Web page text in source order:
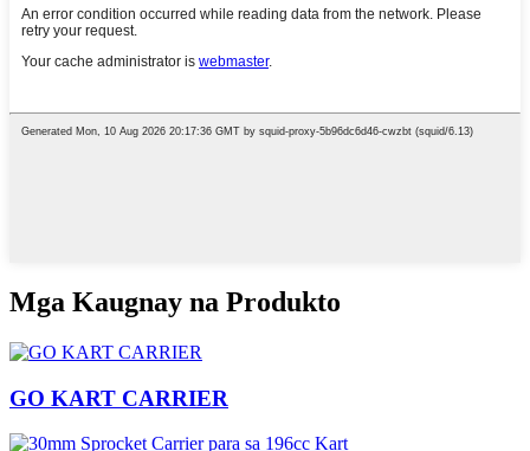
Mga Kaugnay na Produkto
GO KART CARRIER